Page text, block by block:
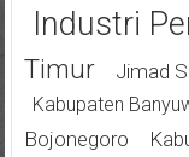
Industri
Timur
Jimad
Kabupaten
Bojonegoro